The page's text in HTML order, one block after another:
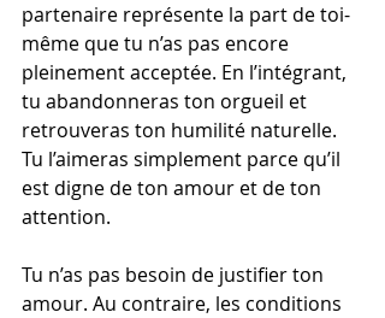
partenaire représente la part de toi-
même que tu n’as pas encore
pleinement acceptée. En l’intégrant,
tu abandonneras ton orgueil et
retrouveras ton humilité naturelle.
Tu l’aimeras simplement parce qu’il
est digne de ton amour et de ton
attention.
Tu n’as pas besoin de justifier ton
amour. Au contraire, les conditions